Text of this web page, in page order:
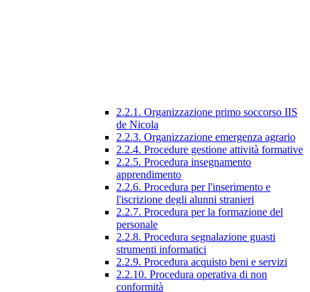
2.2.1. Organizzazione primo soccorso IIS
de Nicola
2.2.3. Organizzazione emergenza agrario
2.2.4. Procedure gestione attività formative
2.2.5. Procedura insegnamento
apprendimento
2.2.6. Procedura per l'inserimento e
l'iscrizione degli alunni stranieri
2.2.7. Procedura per la formazione del
personale
2.2.8. Procedura segnalazione guasti
strumenti informatici
2.2.9. Procedura acquisto beni e servizi
2.2.10. Procedura operativa di non
conformità